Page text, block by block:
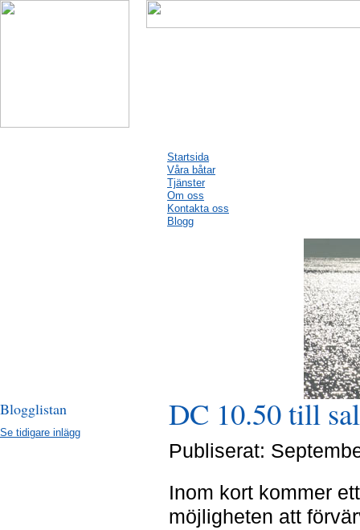
Startsida
Våra båtar
Tjänster
Om oss
Kontakta oss
Blogg
Blogglistan
Se tidigare inlägg DC 10.50 till
Publiserat:
Inom kort kommer
möjligheten att